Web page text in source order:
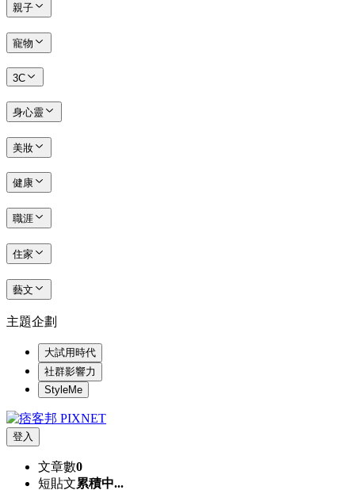
親子
寵物
3C
身心靈
美妝
健康
職涯
住家
藝文
主題企劃
大試用時代
社群影響力
StyleMe
登入
文章數0
短貼文累積中...